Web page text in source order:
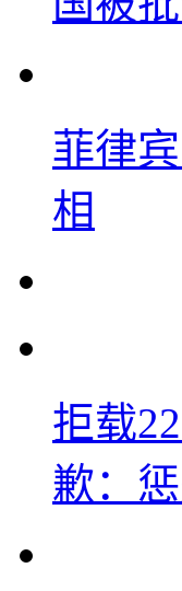
菲律
相
拒载
歉：